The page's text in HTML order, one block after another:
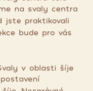
na svaly centra
jste praktikovali
bude pro vás
v oblasti šíje